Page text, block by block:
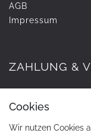
AGB
Impressum
ZAHLUNG &
Cookies
Wir nutzen Cookies